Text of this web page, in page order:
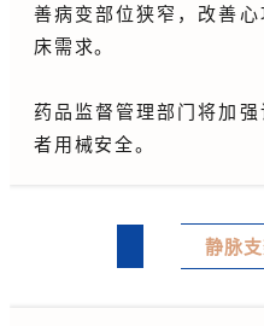
善病变部位狭窄，改善
床需求。
药品监督管理部门将加
者用械安全。
静脉